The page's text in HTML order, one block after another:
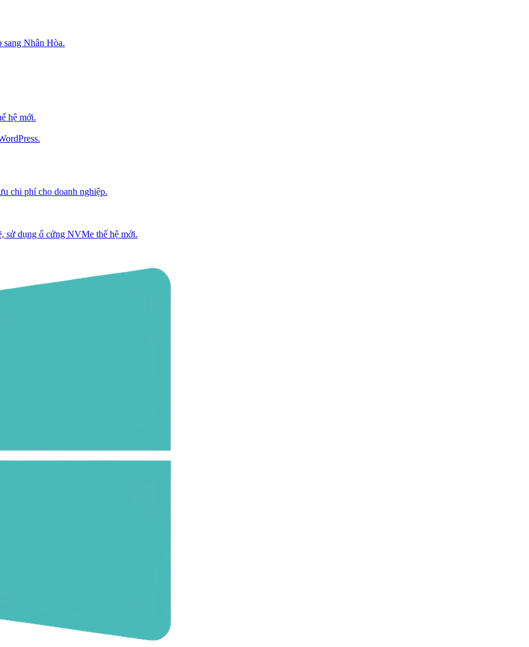
sang Nhân Hòa.
hệ mới.
chi phí cho doanh nghiệp.
sử dụng ổ cứng NVMe thế hệ mới.